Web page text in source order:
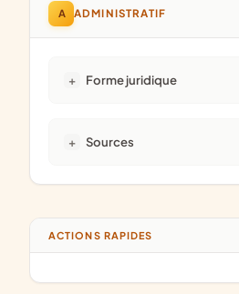
A ADMINISTRATIF
Forme juridique
Sources
ACTIONS RAPIDES